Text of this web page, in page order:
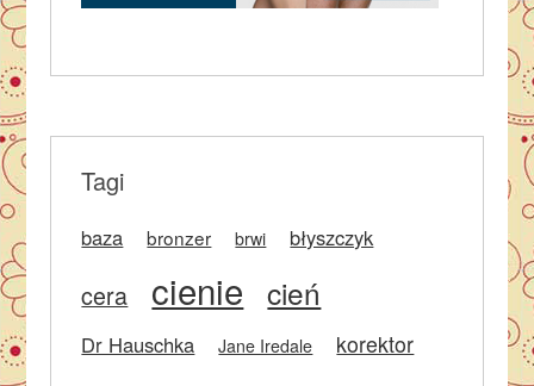
Tagi
baza bronzer brwi błyszczyk
cera cienie cień
Dr Hauschka Jane Iredale korektor